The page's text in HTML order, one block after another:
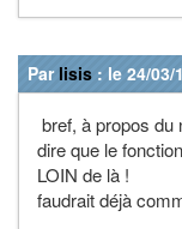
Par lisis : le 24/03/
bref, à propos du
dire que le
LOIN de là !
faudrait déjà